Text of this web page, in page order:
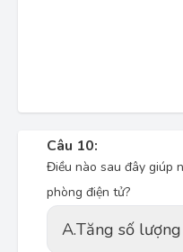
Câu 10:
Điều nào sau đây giúp
phòng điện tử?
A.Tăng số